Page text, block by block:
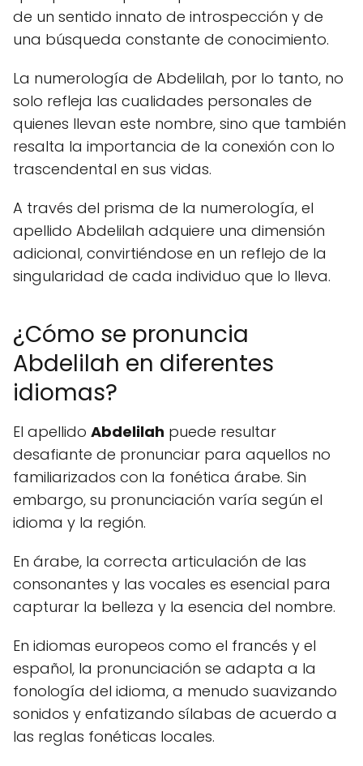
de un sentido innato de introspección y de
una búsqueda constante de conocimiento.
La numerología de Abdelilah, por lo tanto, no
solo refleja las cualidades personales de
quienes llevan este nombre, sino que también
resalta la importancia de la conexión con lo
trascendental en sus vidas.
A través del prisma de la numerología, el
apellido Abdelilah adquiere una dimensión
adicional, convirtiéndose en un reflejo de la
singularidad de cada individuo que lo lleva.
¿Cómo se pronuncia
Abdelilah en diferentes
idiomas?
El apellido Abdelilah puede resultar
desafiante de pronunciar para aquellos no
familiarizados con la fonética árabe. Sin
embargo, su pronunciación varía según el
idioma y la región.
En árabe, la correcta articulación de las
consonantes y las vocales es esencial para
capturar la belleza y la esencia del nombre.
En idiomas europeos como el francés y el
español, la pronunciación se adapta a la
fonología del idioma, a menudo suavizando
sonidos y enfatizando sílabas de acuerdo a
las reglas fonéticas locales.